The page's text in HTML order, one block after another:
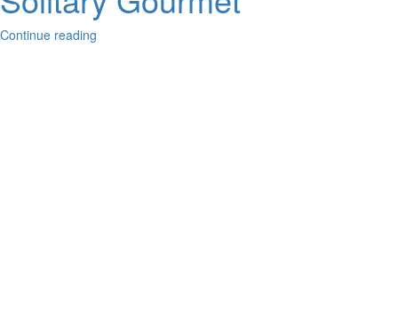
Continue reading